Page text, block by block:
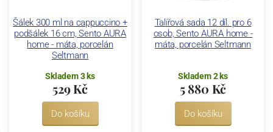
Šálek 300 ml na cappuccino +
podšálek 16 cm, Sento AURA
home - máta, porcelán
Seltmann
Skladem 3 ks
529 Kč
Do košíku
Talířová sada 12 díl. pro 6
osob, Sento AURA home -
máta, porcelán Seltmann
Skladem 2 ks
5 880 Kč
Do košíku